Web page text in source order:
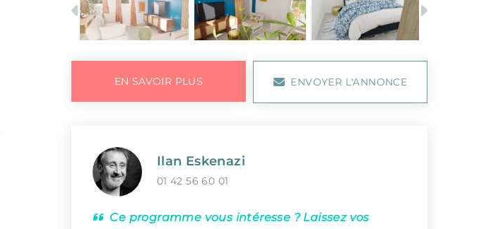
Previous Next
EN SAVOIR PLUS ENVOYER L'ANNONCE
Ilan Eskenazi
01 42 56 60 01
Ce programme vous intéresse ? Laissez vos